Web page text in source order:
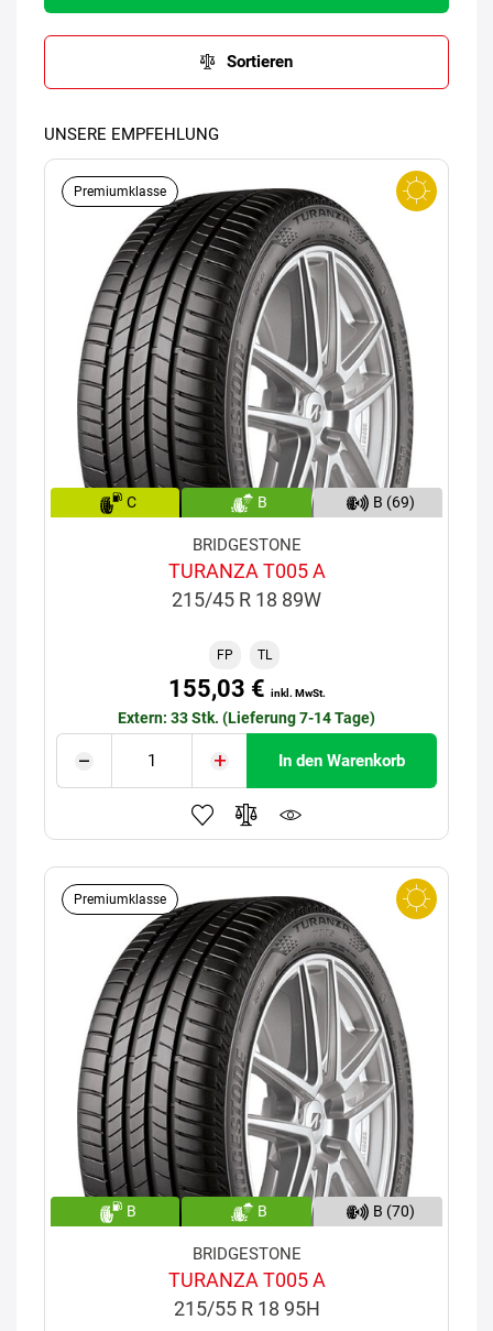
Sortieren
UNSERE EMPFEHLUNG
Premiumklasse
C B B (69)
BRIDGESTONE
TURANZA T005 A
215/45 R 18 89W
FP TL
155,03 € inkl. MwSt.
Extern: 33 Stk. (Lieferung 7-14 Tage)
In den Warenkorb
Premiumklasse
B B B (70)
BRIDGESTONE
TURANZA T005 A
215/55 R 18 95H